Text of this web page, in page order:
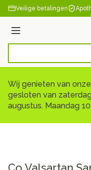
Ga naar de inhoud
Veilige betalingen
Menu
Wij genieten van
gesloten van
augustus. Maandag